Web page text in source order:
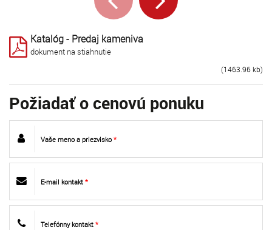
Katalóg - Predaj kameniva
dokument na stiahnutie
(1463.96 kb)
Požiadať o cenovú ponuku
Vaše meno a priezvisko *
E-mail kontakt *
Telefónny kontakt *